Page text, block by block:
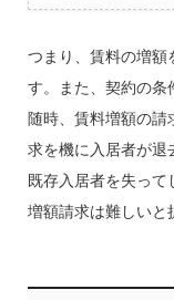
つまり、賃料の増額
す。また、契約の条
随時、賃料増額の請
求を機に入居者が退
既存入居者を失って
増額請求は難しいと